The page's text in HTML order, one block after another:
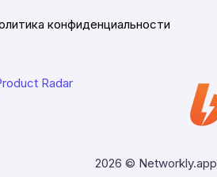
конфиденциальности
2026 © Networkly.app